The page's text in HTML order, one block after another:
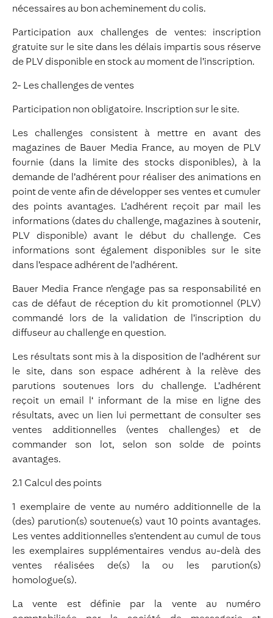
nécessaires au bon acheminement du colis.
Participation aux challenges de ventes: inscription
gratuite sur le site dans les délais impartis sous réserve
de PLV disponible en stock au moment de l’inscription.
2- Les challenges de ventes
Participation non obligatoire. Inscription sur le site.
Les challenges consistent à mettre en avant des
magazines de Bauer Media France, au moyen de PLV
fournie (dans la limite des stocks disponibles), à la
demande de l’adhérent pour réaliser des animations en
point de vente afin de développer ses ventes et cumuler
des points avantages. L’adhérent reçoit par mail les
informations (dates du challenge, magazines à soutenir,
PLV disponible) avant le début du challenge. Ces
informations sont également disponibles sur le site
dans l’espace adhérent de l’adhérent.
Bauer Media France n’engage pas sa responsabilité en
cas de défaut de réception du kit promotionnel (PLV)
commandé lors de la validation de l’inscription du
diffuseur au challenge en question.
Les résultats sont mis à la disposition de l’adhérent sur
le site, dans son espace adhérent à la relève des
parutions soutenues lors du challenge. L’adhérent
reçoit un email l‘ informant de la mise en ligne des
résultats, avec un lien lui permettant de consulter ses
ventes additionnelles (ventes challenges) et de
commander son lot, selon son solde de points
avantages.
2.1 Calcul des points
1 exemplaire de vente au numéro additionnelle de la
(des) parution(s) soutenue(s) vaut 10 points avantages.
Les ventes additionnelles s’entendent au cumul de tous
les exemplaires supplémentaires vendus au-delà des
ventes réalisées de(s) la ou les parution(s)
homologue(s).
La vente est définie par la vente au numéro